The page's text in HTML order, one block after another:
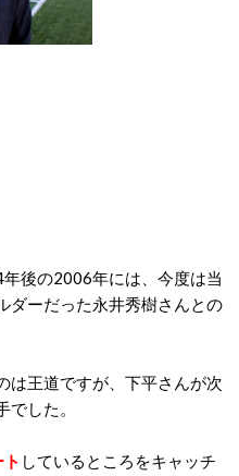
年後の2006年には、今度は当
ダーだった永井秀樹さんとの
は王道ですが、下平さんが次
した。
しているところをキャッチ